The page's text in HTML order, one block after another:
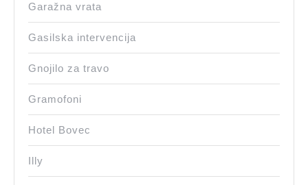
Garažna vrata
Gasilska intervencija
Gnojilo za travo
Gramofoni
Hotel Bovec
Illy